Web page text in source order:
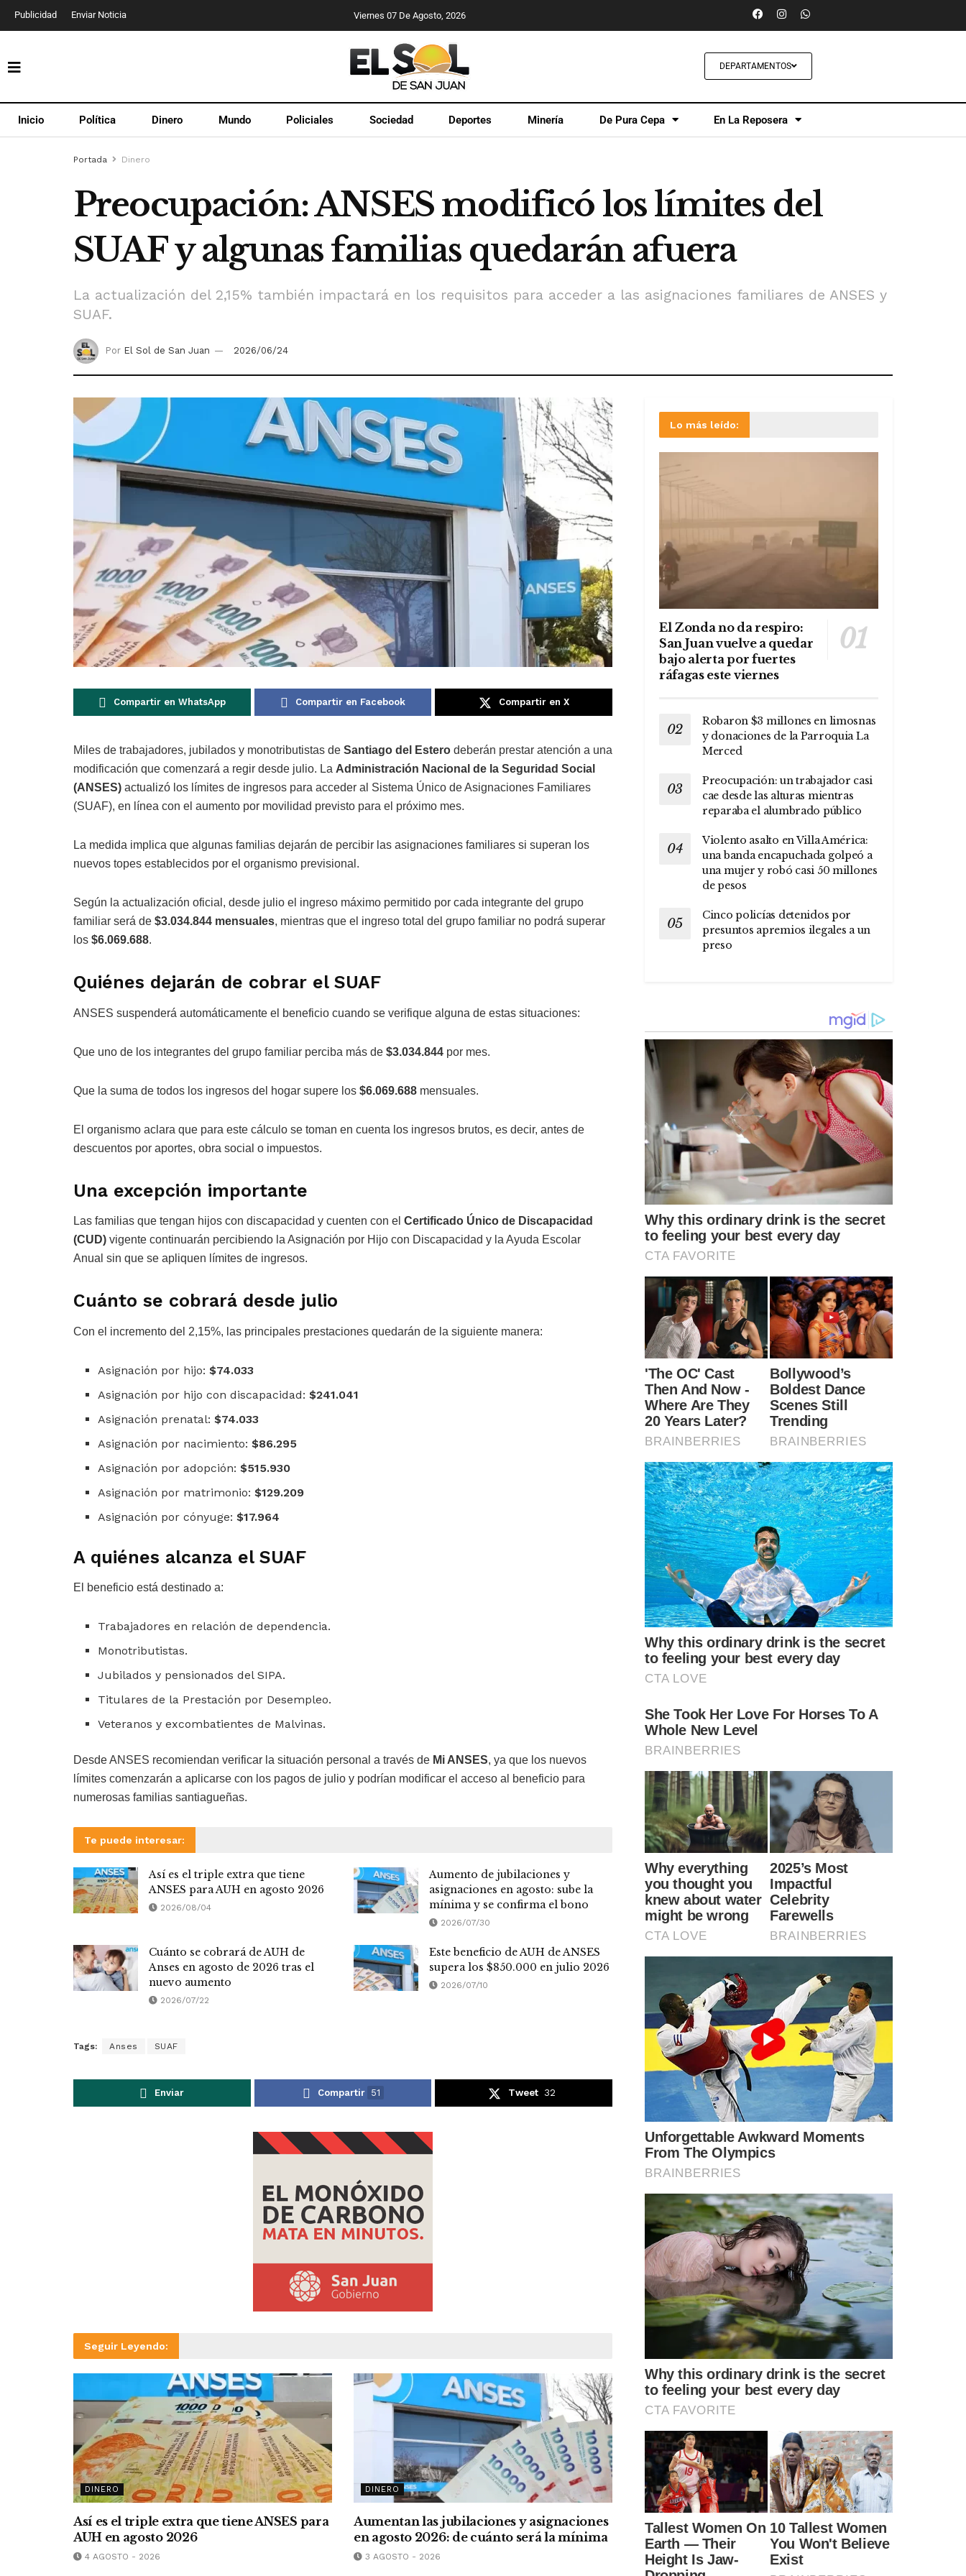
Publicidad Enviar Noticia Viernes 07 De Agosto, 2026
DEPARTAMENTOS
Inicio Política Dinero Mundo Policiales Sociedad Deportes Minería De Pura Cepa En La Reposera
Portada Dinero
Preocupación: ANSES modificó los límites del
SUAF y algunas familias quedarán afuera
La actualización del 2,15% también impactará en los requisitos para acceder a las asignaciones familiares de ANSES y
SUAF.
Por El Sol de San Juan 2026/06/24
Compartir en WhatsApp Compartir en Facebook Compartir en X
Miles de trabajadores, jubilados y monotributistas de Santiago del Estero deberán prestar atención a una
modificación que comenzará a regir desde julio. La Administración Nacional de la Seguridad Social
(ANSES) actualizó los límites de ingresos para acceder al Sistema Único de Asignaciones Familiares
(SUAF), en línea con el aumento por movilidad previsto para el próximo mes.
La medida implica que algunas familias dejarán de percibir las asignaciones familiares si superan los
nuevos topes establecidos por el organismo previsional.
Según la actualización oficial, desde julio el ingreso máximo permitido por cada integrante del grupo
familiar será de $3.034.844 mensuales, mientras que el ingreso total del grupo familiar no podrá superar
los $6.069.688.
Quiénes dejarán de cobrar el SUAF
ANSES suspenderá automáticamente el beneficio cuando se verifique alguna de estas situaciones:
Que uno de los integrantes del grupo familiar perciba más de $3.034.844 por mes.
Que la suma de todos los ingresos del hogar supere los $6.069.688 mensuales.
El organismo aclara que para este cálculo se toman en cuenta los ingresos brutos, es decir, antes de
descuentos por aportes, obra social o impuestos.
Una excepción importante
Las familias que tengan hijos con discapacidad y cuenten con el Certificado Único de Discapacidad
(CUD) vigente continuarán percibiendo la Asignación por Hijo con Discapacidad y la Ayuda Escolar
Anual sin que se apliquen límites de ingresos.
Cuánto se cobrará desde julio
Con el incremento del 2,15%, las principales prestaciones quedarán de la siguiente manera:
Asignación por hijo:$74.033
Asignación por hijo con discapacidad:$241.041
Asignación prenatal:$74.033
Asignación por nacimiento:$86.295
Asignación por adopción:$515.930
Asignación por matrimonio:$129.209
Asignación por cónyuge:$17.964
A quiénes alcanza el SUAF
El beneficio está destinado a:
Trabajadores en relación de dependencia.
Monotributistas.
Jubilados y pensionados del SIPA.
Titulares de la Prestación por Desempleo.
Veteranos y excombatientes de Malvinas.
Desde ANSES recomiendan verificar la situación personal a través de Mi ANSES, ya que los nuevos
límites comenzarán a aplicarse con los pagos de julio y podrían modificar el acceso al beneficio para
numerosas familias santiagueñas.
Te puede interesar:
Así es el triple extra que tiene
ANSES para AUH en agosto 2026
2026/08/04
Aumento de jubilaciones y
asignaciones en agosto: sube la
mínima y se confirma el bono
2026/07/30
Cuánto se cobrará de AUH de
Anses en agosto de 2026 tras el
nuevo aumento
2026/07/22
Este beneficio de AUH de ANSES
supera los $850.000 en julio 2026
2026/07/10
Tags: Anses SUAF
Enviar Compartir 51 Tweet 32
Seguir Leyendo:
DINERO
Así es el triple extra que tiene ANSES para
AUH en agosto 2026
4 AGOSTO - 2026
DINERO
Aumentan las jubilaciones y asignaciones
en agosto 2026: de cuánto será la mínima
3 AGOSTO - 2026
Lo más leído:
El Zonda no da respiro:
San Juan vuelve a quedar
bajo alerta por fuertes
ráfagas este viernes
Robaron $3 millones en limosnas
y donaciones de la Parroquia La
Merced
Preocupación: un trabajador casi
cae desde las alturas mientras
reparaba el alumbrado público
Violento asalto en Villa América:
una banda encapuchada golpeó a
una mujer y robó casi 50 millones
de pesos
Cinco policías detenidos por
presuntos apremios ilegales a un
preso